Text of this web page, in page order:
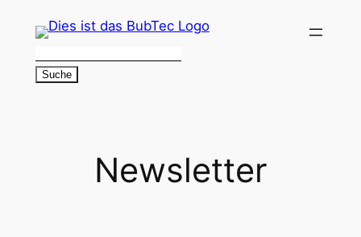
Inhalt
springen
Newsletter